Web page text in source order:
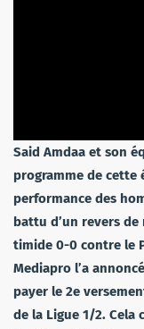
Said Amdaa et son
programme de cette
performance des
battu d’un revers de
timide 0-0 contre le
Mediapro l’a
payer le 2e
de la Ligue 1/2. Cela